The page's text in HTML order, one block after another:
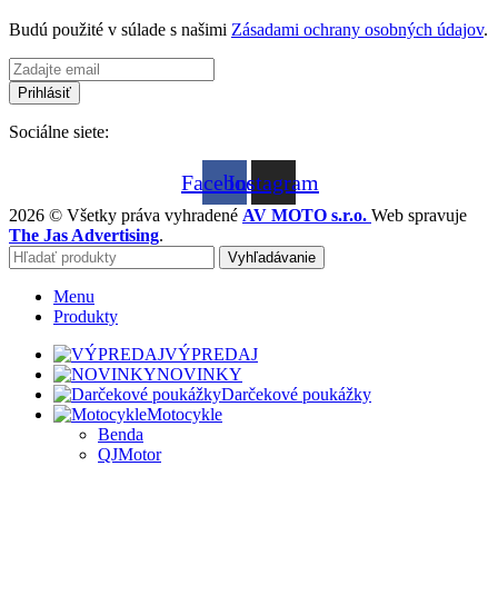
Budú použité v súlade s našimi Zásadami ochrany osobných údajov.
Sociálne siete:
FacebookInstagram
2026 © Všetky práva vyhradené AV MOTO s.r.o. Web spravuje
The Jas Advertising.
Vyhľadávanie
Menu
Produkty
VÝPREDAJ
NOVINKY
Darčekové poukážky
Motocykle
Benda
QJMotor